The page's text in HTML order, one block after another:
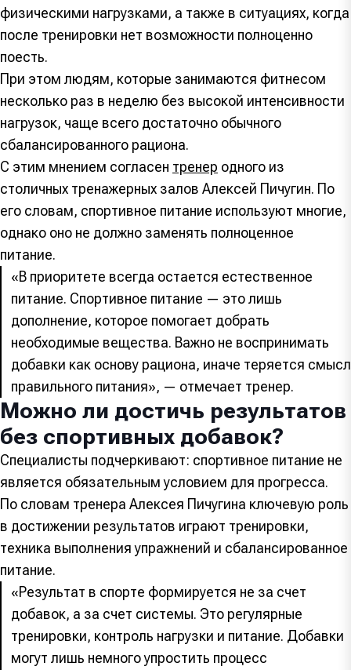
физическими нагрузками, а также в ситуациях, когда
после тренировки нет возможности полноценно
поесть.
При этом людям, которые занимаются фитнесом
несколько раз в неделю без высокой интенсивности
нагрузок, чаще всего достаточно обычного
сбалансированного рациона.
С этим мнением согласен тренер одного из
столичных тренажерных залов Алексей Пичугин. По
его словам, спортивное питание используют многие,
однако оно не должно заменять полноценное
питание.
«В приоритете всегда остается естественное
питание. Спортивное питание — это лишь
дополнение, которое помогает добрать
необходимые вещества. Важно не воспринимать
добавки как основу рациона, иначе теряется смысл
правильного питания», — отмечает тренер.
Можно ли достичь результатов
без спортивных добавок?
Специалисты подчеркивают: спортивное питание не
является обязательным условием для прогресса.
По словам тренера Алексея Пичугина ключевую роль
в достижении результатов играют тренировки,
техника выполнения упражнений и сбалансированное
питание.
«Результат в спорте формируется не за счет
добавок, а за счет системы. Это регулярные
тренировки, контроль нагрузки и питание. Добавки
могут лишь немного упростить процесс